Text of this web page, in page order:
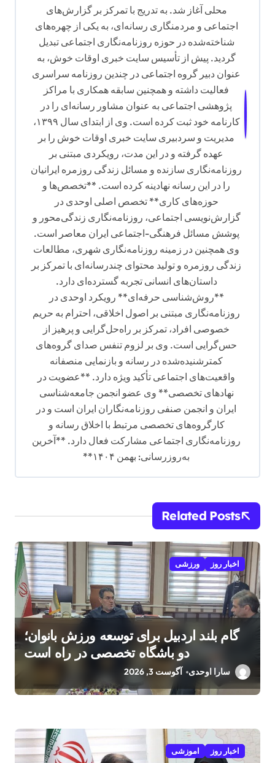
محلی آغاز شد. به تدریج با تمرکز بر گزارش‌های
اجتماعی و مردمنگاری رسانه‌ای، به یکی از چهره‌های
شناخته‌شده در حوزه روزنامه‌نگاری اجتماعی تبدیل
گردید. پیش از تأسیس سایت خبری اوقات خوش، به
عنوان دبیر گروه اجتماعی در چندین روزنامه سراسری
فعالیت داشته و همچنین سابقه همکاری با مراکز
پژوهشی اجتماعی به عنوان مشاور رسانه‌ای را در
کارنامه خود ثبت کرده است. وی از ابتدای سال ۱۳۹۹،
مدیریت و سردبیری سایت خبری اوقات خوش را بر
عهده گرفته و در این مدت، رویکردی مبتنی بر
روزنامه‌نگاری سازنده و مسائل زندگی روزمره ایرانیان
را در این رسانه نهادینه کرده است. **تخصص‌ها و
حوزه‌های کاری** تخصص اصلی اوحدی در
گزارش‌نویسی اجتماعی، روزنامه‌نگاری زندگی‌محور و
پوشش مسائل فرهنگی-اجتماعی ایران معاصر است.
وی همچنین در زمینه روزنامه‌نگاری شهری، مطالعات
زندگی روزمره و تولید محتوای چندرسانه‌ای با تمرکز بر
داستان‌های انسانی تجربه گسترده‌ای دارد.
**روش‌شناسی حرفه‌ای** رویکرد اوحدی در
روزنامه‌نگاری مبتنی بر اصول اخلاقی، احترام به حریم
خصوصی افراد، تمرکز بر راه‌حل‌گرایی و پرهیز از
حس‌گرایی است. وی بر لزوم تنفس صدای گروه‌های
کمترشنیده‌شده در رسانه و بازنمایی منصفانه
واقعیت‌های اجتماعی تأکید ویژه دارد. **عضویت در
نهادهای تخصصی** وی عضو انجمن جامعه‌شناسی
ایران و انجمن صنفی روزنامه‌نگاران ایران است و در
کارگروه‌های تخصصی مرتبط با اخلاق رسانه و
روزنامه‌نگاری اجتماعی مشارکت فعال دارد. **آخرین
به‌روزرسانی: بهمن ۱۴۰۴**
Related Posts
اخبار روز ورزشی
گام بلند اردبیل برای توسعه ورزش بانوان؛
دو باشگاه تخصصی در راه است
سارا اوحدی آگوست 3, 2026
اخبار روز اموزشی